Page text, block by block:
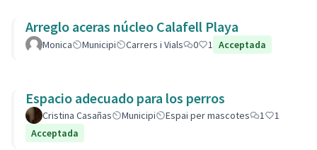
Arreglo aceras núcleo Calafell Playa
Monica Municipi Carrers i Vials 0 1 Acceptada
Espacio adecuado para los perros
Cristina Casañas Municipi Espai per mascotes 1
1
Acceptada